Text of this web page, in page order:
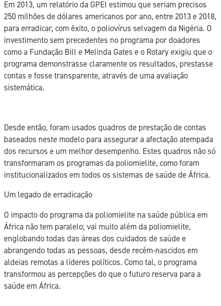
Em 2013, um relatório da GPEI estimou que seriam precisos
250 milhões de dólares americanos por ano, entre 2013 e 2018,
para erradicar, com êxito, o poliovírus selvagem da Nigéria. O
investimento sem precedentes no programa por doadores
como a Fundação Bill e Melinda Gates e o Rotary exigiu que o
programa demonstrasse claramente os resultados, prestasse
contas e fosse transparente, através de uma avaliação
sistemática.
Desde então, foram usados quadros de prestação de contas
baseados neste modelo para assegurar a afectação atempada
dos recursos e um melhor desempenho. Estes quadros não só
transformaram os programas da poliomielite, como foram
institucionalizados em todos os sistemas de saúde de África.
Um legado de erradicação
O impacto do programa da poliomielite na saúde pública em
África não tem paralelo; vai muito além da poliomielite,
englobando todas das áreas dos cuidados de saúde e
abrangendo todas as pessoas, desde recém-nascidos em
aldeias remotas a líderes políticos. Como tal, o programa
transformou as percepções do que o futuro reserva para a
saúde em África.